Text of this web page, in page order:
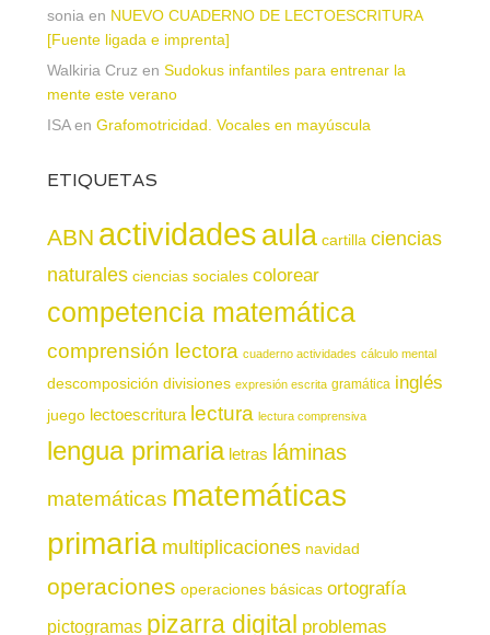
sonia en NUEVO CUADERNO DE LECTOESCRITURA
[Fuente ligada e imprenta]
Walkiria Cruz en Sudokus infantiles para entrenar la
mente este verano
ISAen Grafomotricidad. Vocales en mayúscula
ETIQUETAS
ABN actividadesaula cartilla ciencias
naturales ciencias sociales colorear
competencia matemática
comprensión lectora cuaderno actividades cálculo mental
descomposición divisiones expresión escrita gramática inglés
juego lectoescritura lectura lectura comprensiva
lengua primaria letras láminas
matemáticas matemáticas
primaria multiplicaciones navidad
operaciones operaciones básicas ortografía
pictogramas pizarra digital problemas